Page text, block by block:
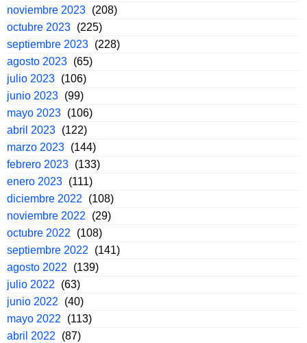
noviembre 2023 (208)
octubre 2023 (225)
septiembre 2023 (228)
agosto 2023 (65)
julio 2023 (106)
junio 2023 (99)
mayo 2023 (106)
abril 2023 (122)
marzo 2023 (144)
febrero 2023 (133)
enero 2023 (111)
diciembre 2022
(108)
noviembre 2022
(29)
octubre 2022
(108)
septiembre 2022
(141)
agosto 2022
(139)
julio 2022
(63)
junio 2022
(40)
mayo 2022
(113)
abril 2022
(87)